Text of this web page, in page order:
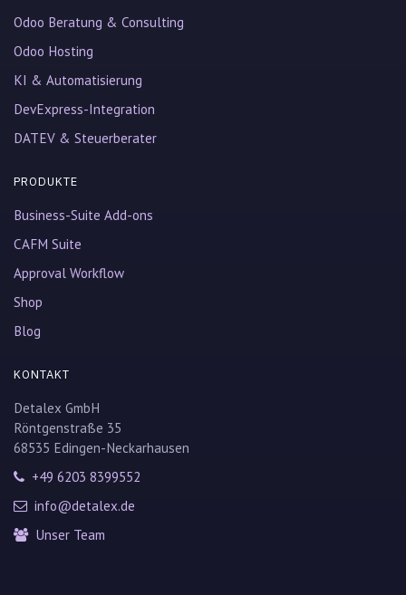
Odoo Beratung & Consulting
Odoo Hosting
KI & Automatisierung
DevExpress-Integration
DATEV & Steuerberater
PRODUKTE
Business-Suite Add-ons
CAFM Suite
Approval Workflow
Shop
Blog
KONTAKT
Detalex GmbH
Röntgenstraße 35
68535 Edingen-Neckarhausen
+49 6203 8399552
info@detalex.de
Unser Team